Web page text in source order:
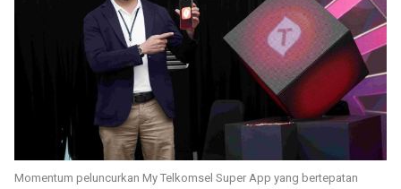
Momentum peluncurkan My Telkomsel Super App yang bertepatan